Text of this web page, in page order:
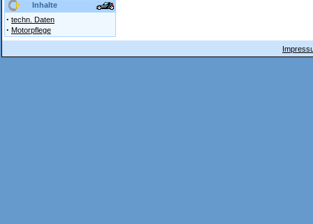
Inhalte
· techn. Daten
· Motorpflege